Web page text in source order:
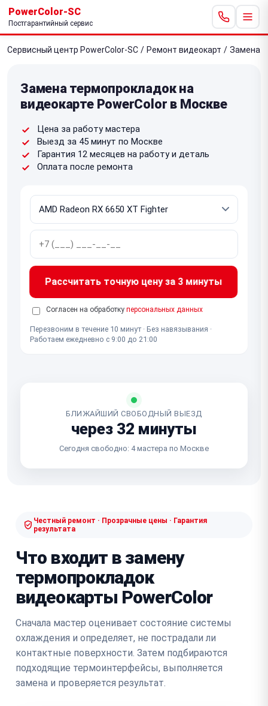
PowerColor-SC
Постгарантийный сервис
Сервисный центр PowerColor-SC / Ремонт видеокарт / Замена
Замена термопрокладок на
видеокарте PowerColor в Москве
Цена за работу мастера
Выезд за 45 минут по Москве
Гарантия 12 месяцев на работу и деталь
Оплата после ремонта
Рассчитать точную цену за 3 минуты
Согласен на обработку персональных данных
Перезвоним в течение 10 минут · Без навязывания ·
Работаем ежедневно с 9:00 до 21:00
БЛИЖАЙШИЙ СВОБОДНЫЙ ВЫЕЗД
через 32 минуты
Сегодня свободно: 4 мастера по Москве
Честный ремонт · Прозрачные цены · Гарантия
результата
Что входит в замену
термопрокладок
видеокарты PowerColor
Сначала мастер оценивает состояние системы
охлаждения и определяет, не пострадали ли
контактные поверхности. Затем подбираются
подходящие термоинтерфейсы, выполняется
замена и проверяется результат.